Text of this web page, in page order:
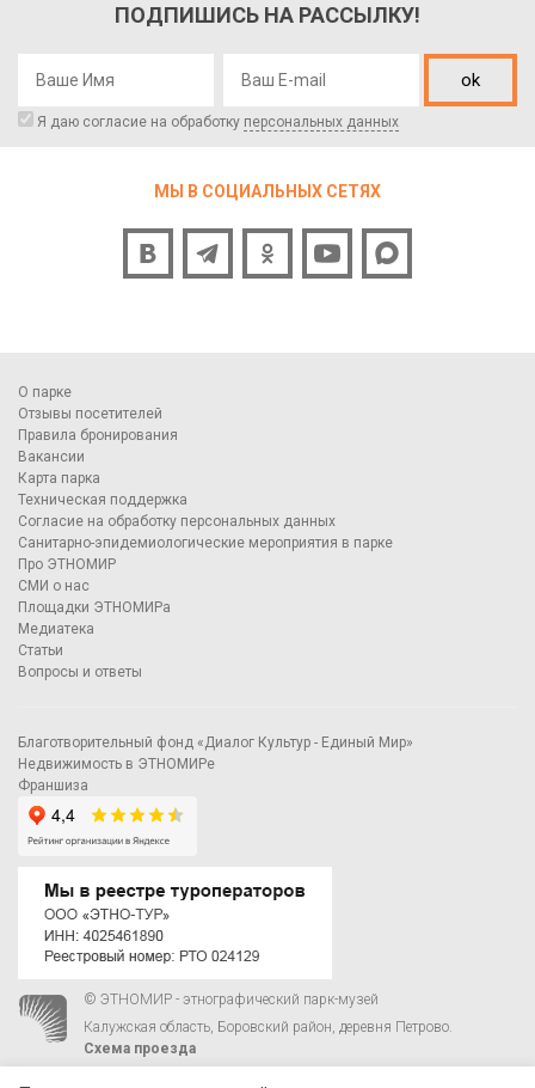
ПОДПИШИСЬ НА РАССЫЛКУ!
ok
Я даю согласие на обработку персональных данных
МЫ В СОЦИАЛЬНЫХ СЕТЯХ
О парке
Отзывы посетителей
Правила бронирования
Вакансии
Карта парка
Техническая поддержка
Согласие на обработку персональных данных
Санитарно-эпидемиологические мероприятия в парке
Про ЭТНОМИР
СМИ о нас
Площадки ЭТНОМИРа
Медиатека
Статьи
Вопросы и ответы
Благотворительный фонд «Диалог Культур - Единый Мир»
Недвижимость в ЭТНОМИРе
Франшиза
© ЭТНОМИР - этнографический парк-музей
Калужская область, Боровский район, деревня Петрово.
Схема проезда